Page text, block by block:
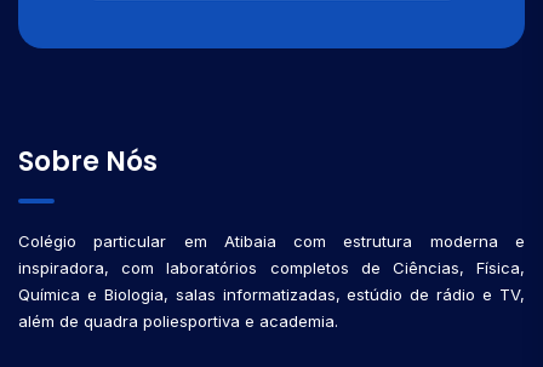
Sobre Nós
Colégio particular em Atibaia com estrutura moderna e
inspiradora, com laboratórios completos de Ciências, Física,
Química e Biologia, salas informatizadas, estúdio de rádio e TV,
além de quadra poliesportiva e academia.